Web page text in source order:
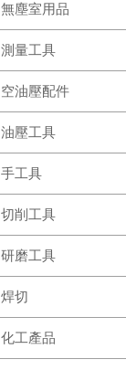
無塵室用品
測量工具
空油壓配件
油壓工具
手工具
切削工具
研磨工具
焊切
化工產品